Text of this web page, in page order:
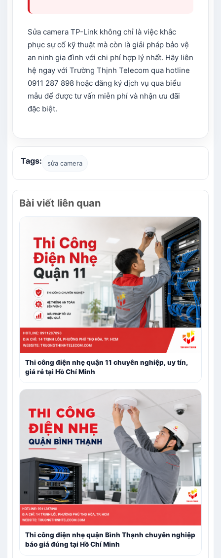
Sửa camera TP-Link không chỉ là việc khắc
phục sự cố kỹ thuật mà còn là giải pháp bảo vệ
an ninh gia đình với chi phí hợp lý nhất. Hãy liên
hệ ngay với Trường Thịnh Telecom qua hotline
0911 287 898 hoặc đăng ký dịch vụ qua biểu
mẫu để được tư vấn miễn phí và nhận ưu đãi
đặc biệt.
Tags: sửa camera
Bài viết liên quan
Thi công điện nhẹ quận 11 chuyên nghiệp, uy tín,
giá rẻ tại Hồ Chí Minh
Thi công điện nhẹ quận Bình Thạnh chuyên nghiệp
báo giá đúng tại Hồ Chí Minh